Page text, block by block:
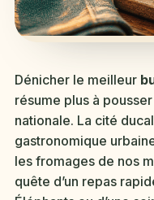
Dénicher le meilleur
résume plus à
nationale. La cité
gastronomique
les fromages de nos
quête d’un repas